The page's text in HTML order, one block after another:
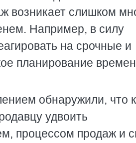
возникает слишком
Например, в силу
на срочные и
планирование
обнаружили, что
удвоить
процессом продаж и